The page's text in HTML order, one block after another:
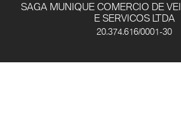
SAGA MUNIQUE COMERCIO DE
E SERVICOS LTDA
20.374.616/0001-30